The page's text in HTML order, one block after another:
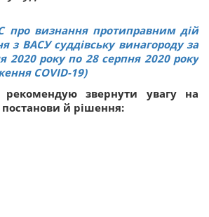
про визнання протиправним дій
з ВАСУ суддівську винагороду за
2020 року по 28 серпня 2020 року
COVID-19)
звернути увагу на
постанови й рішення: